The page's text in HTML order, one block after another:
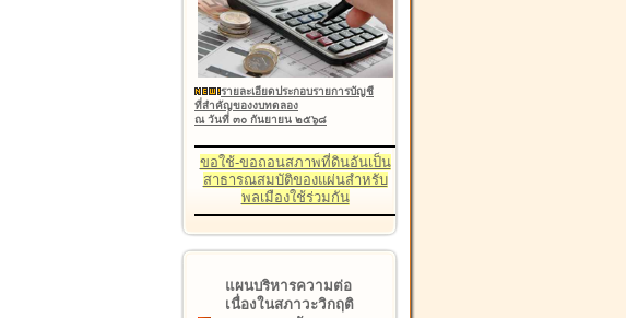
รายละเอียดประกอบรายการบัญชี
ที่สำคัญของงบทดลอง
ณ วันที่ ๓๐ กันยายน ๒๕๖๘
ขอใช้-ขอถอนสภาพที่ดินอันเป็น
สาธารณสมบัติของแผ่นสำหรับ
พลเมืองใช้ร่วมกัน
แผนบริหารความต่อ
เนื่องในสภาวะวิกฤติ